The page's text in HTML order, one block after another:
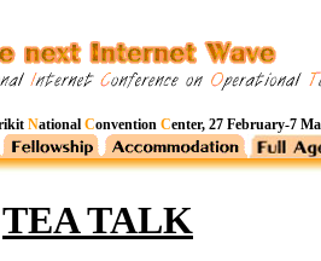
National Convention Center, 27 February-7
TEA TALK